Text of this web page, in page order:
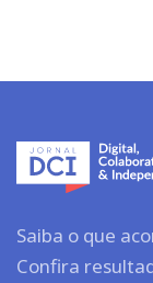
Saiba o que
Confira